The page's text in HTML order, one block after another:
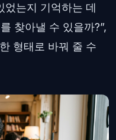
었는지 기억하는 데
찾아낼 수 있을까?”,
형태로 바꿔 줄 수